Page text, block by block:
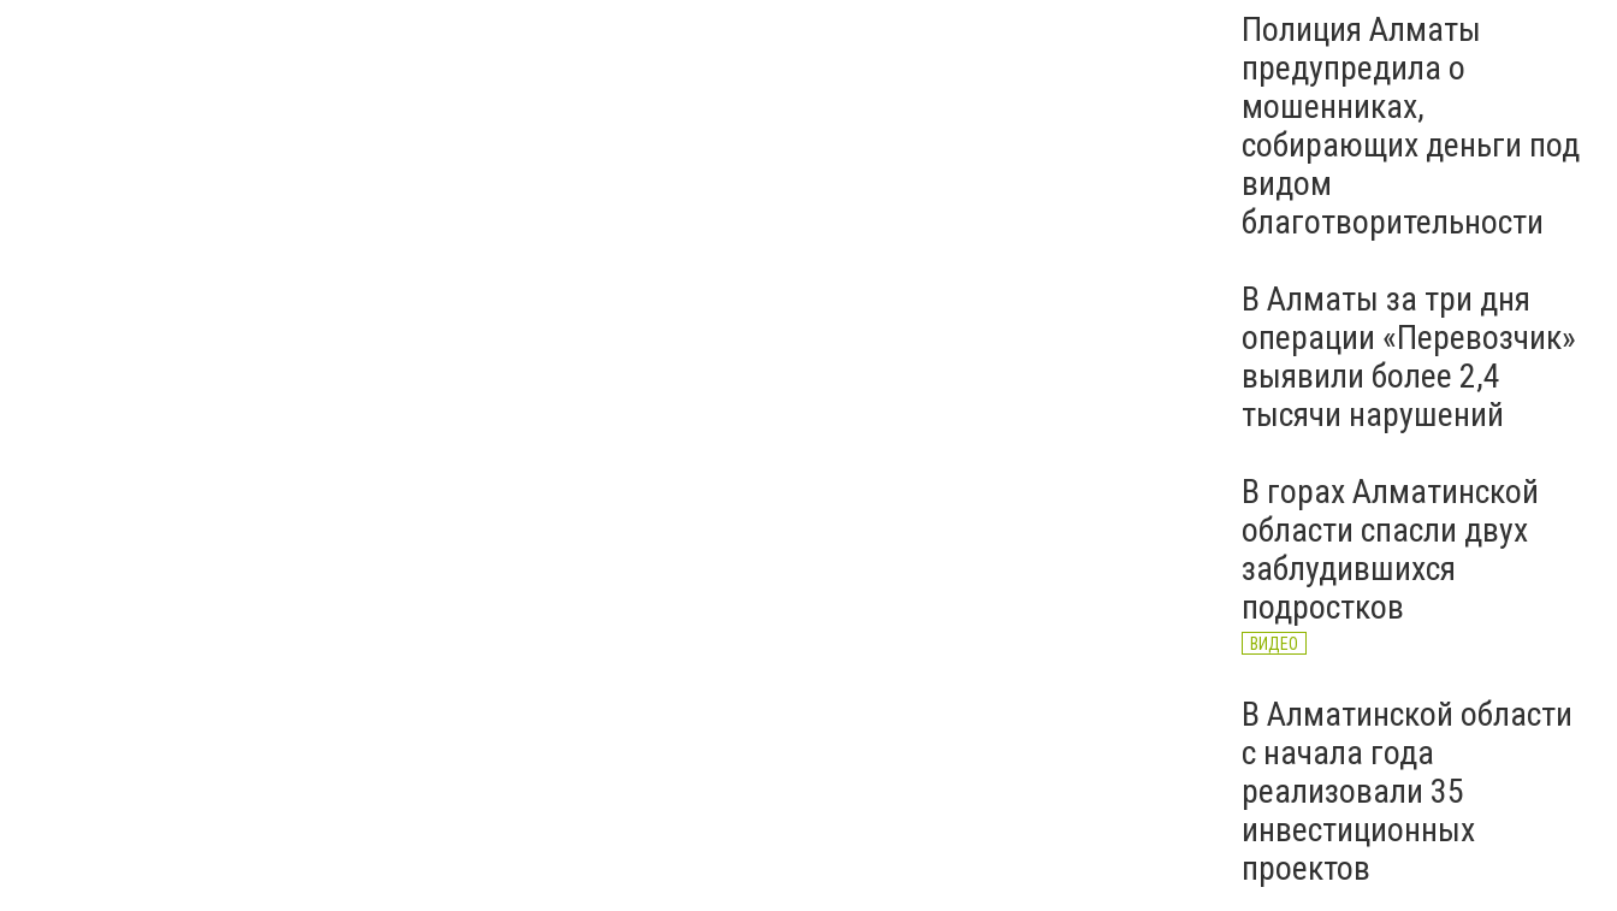
Полиция Алматы
предупредила о
мошенниках,
собирающих деньги под
видом
благотворительности
В Алматы за три дня
операции «Перевозчик»
выявили более 2,4
тысячи нарушений
В горах Алматинской
области спасли двух
заблудившихся
подростков
ВИДЕО
В Алматинской области
с начала года
реализовали 35
инвестиционных
проектов